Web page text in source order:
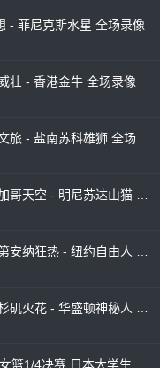
- 菲尼克斯水星 全场录像
壮 - 香港金牛 全场录像